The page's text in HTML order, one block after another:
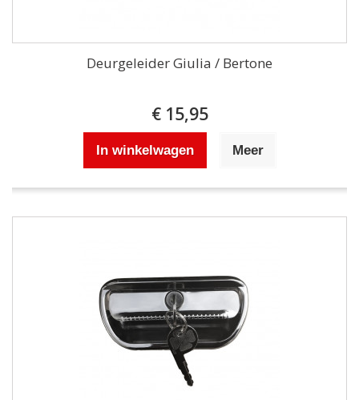
Deurgeleider Giulia / Bertone
€ 15,95
In winkelwagen Meer